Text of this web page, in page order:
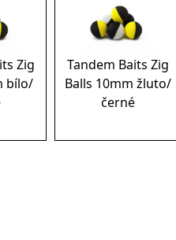
Zig
bílo/
Tandem Baits Zig
Balls 10mm žluto/
černé